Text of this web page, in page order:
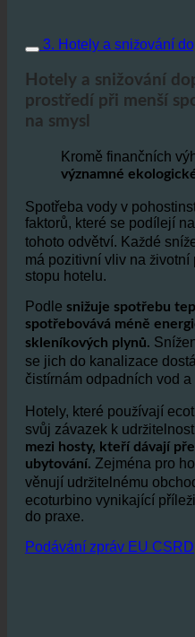
3. Hotely a snižování
Hotely a snižování
prostředí při menší
na smysl
Kromě finančních
významné
Spotřeba vody v
faktorů, které se podílejí na
tohoto odvětví. Každé
má pozitivní vliv na životní
stopu hotelu.
Podlesnižuje spotřebu
spotřebovává méně
skleníkových plynů.
se jich do kanalizace
čistírnám odpadních vod
Hotely, které používají
svůj závazek k
mezi hosty, kteří dávají
ubytování. Zejména pro
věnují udržitelnému
ecoturbino vynikající